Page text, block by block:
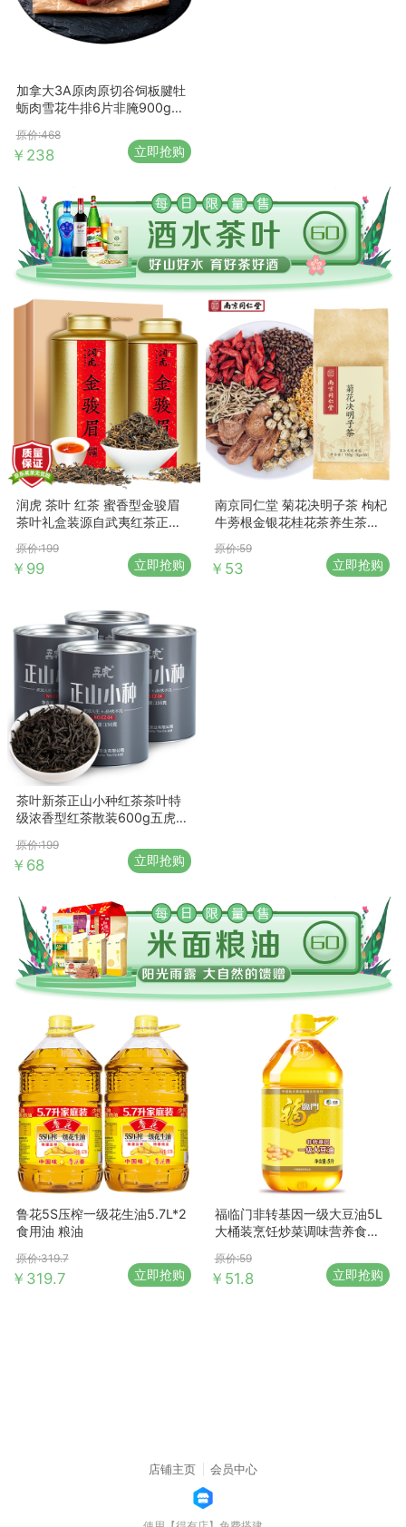
加拿大3A原肉原切谷饲板腱牡
蛎肉雪花牛排6片非腌900g无
原价:468
￥238 立即抢购
润虎 茶叶 红茶 蜜香型金骏眉
茶叶礼盒装源自武夷红茶正山
原价:199
￥99 立即抢购
南京同仁堂 菊花决明子茶 枸杞
牛蒡根金银花桂花茶养生茶泡
替）150克中华老字号
原价:59
￥53 立即抢购
茶叶新茶正山小种红茶茶叶特
级浓香型红茶散装600g五虎金
原价:199
￥68 立即抢购
鲁花5S压榨一级花生油5.7L*2
食用油 粮油
原价:319.7
￥319.7 立即抢购
福临门非转基因一级大豆油5L
大桶装烹饪炒菜调味营养食用
原价:59
￥51.8 立即抢购
店铺主页 会员中心